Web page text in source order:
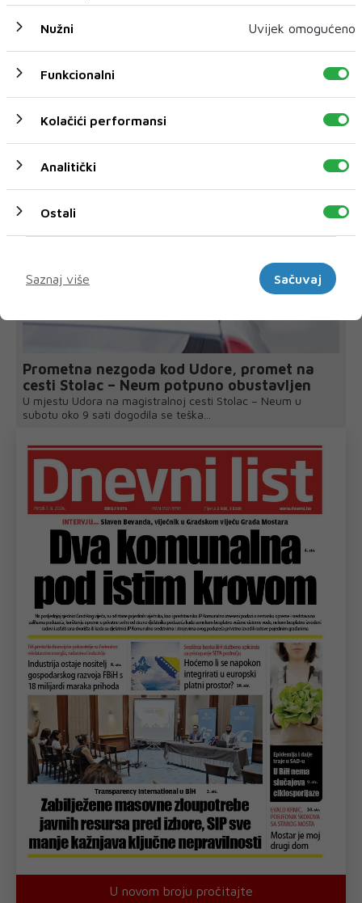
NAJNOVIJE
Prometna nezgoda kod Udore, promet na
cesti Stolac – Neum potpuno obustavljen
U mjestu Udora na magistralnoj cesti Stolac – Neum u
subotu oko 9 sati dogodila se teška...
U novom broju pročitajte
Nužni Uvijek omogućeno
Funkcionalni
Kolačići performansi
Analitički
Ostali
Saznaj više
Sačuvaj